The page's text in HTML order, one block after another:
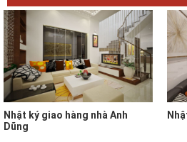
Nhật ký giao hàng nhà Anh
Dũng